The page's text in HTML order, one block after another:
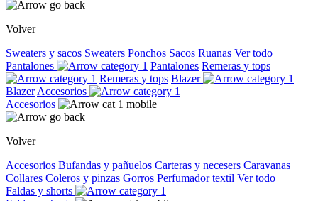
Volver
Sweaters y sacos Sweaters Ponchos Sacos Ruanas Ver todo
Pantalones
Pantalones Remeras y tops
Remeras y tops Blazer
Blazer Accesorios
Accesorios
Volver
Accesorios Bufandas y pañuelos Carteras y necesers Caravanas
Collares Coleros y pinzas Gorros Perfumador textil Ver todo
Faldas y shorts